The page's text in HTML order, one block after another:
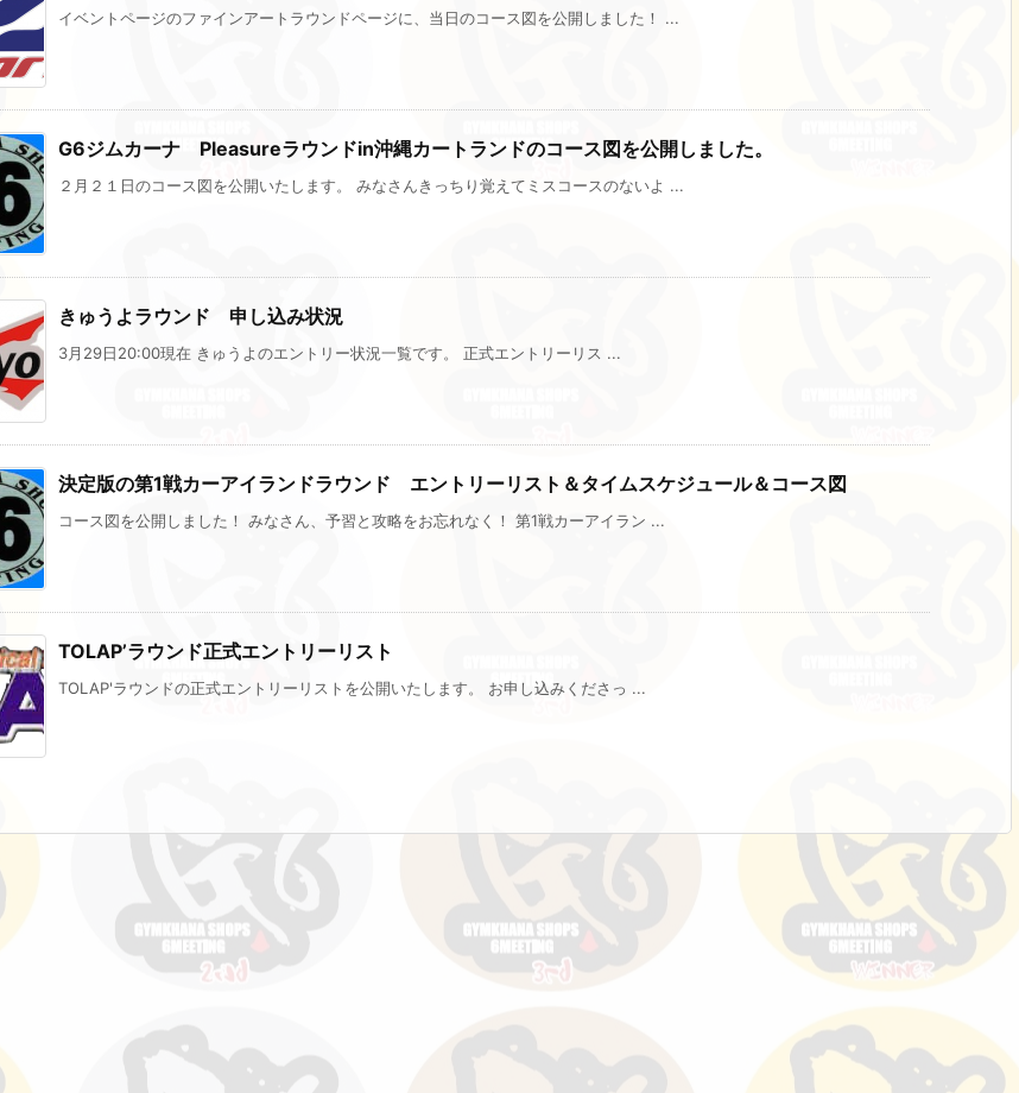
イベントページのファインアートラウンドページに、当日のコース図を公開しました！ ...
G6ジムカーナ Pleasureラウンドin沖縄カートランドのコース図を公開しました。
２月２１日のコース図を公開いたします。 みなさんきっちり覚えてミスコースのないよ ...
きゅうよラウンド 申し込み状況
3月29日20:00現在 きゅうよのエントリー状況一覧です。 正式エントリーリス ...
決定版の第1戦カーアイランドラウンド エントリーリスト＆タイムスケジュール＆コース図
コース図を公開しました！ みなさん、予習と攻略をお忘れなく！ 第1戦カーアイラン ...
TOLAP’ラウンド正式エントリーリスト
TOLAP'ラウンドの正式エントリーリストを公開いたします。 お申し込みくださっ ...